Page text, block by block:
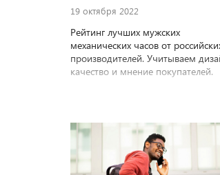
19 октября 2022
Рейтинг лучших мужских
механических часов от
производителей. Учитываем
качество и мнение покупателей.